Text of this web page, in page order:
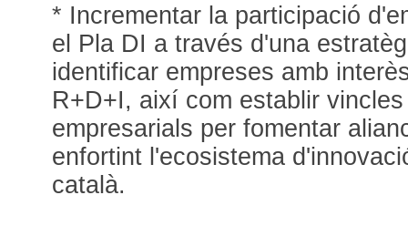
* Incrementar la participació
el Pla DI a través d'una
identificar empreses amb
R+D+I, així com establir
empresarials per fomentar
enfortint l'ecosistema
català.